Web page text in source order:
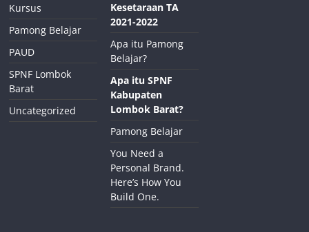
Kursus
Pamong Belajar
PAUD
SPNF Lombok
Barat
Uncategorized
Kesetaraan TA
2021-2022
Apa itu Pamong
Belajar?
Apa itu SPNF
Kabupaten
Lombok Barat?
Pamong Belajar
You Need a
Personal Brand.
Here’s How You
Build One.